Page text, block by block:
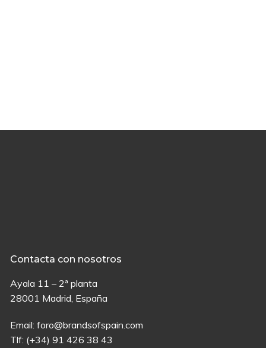
Contacta con nosotros
Ayala 11 – 2ª planta
28001 Madrid, España
Email:foro@brandsofspain.com
Tlf: (+34) 91 426 38 43